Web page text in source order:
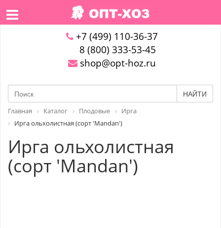
+7 (499) 110-36-37
8 (800) 333-53-45
shop@opt-hoz.ru
НАЙТИ
Главная Каталог Плодовые
Ирга
Ирга ольхолистная (сорт 'Mandan')
Ирга ольхолистная
(сорт 'Mandan')